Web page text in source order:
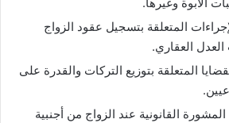
المتعلقة بتسجيل عقود الزواج
العقاري.
المتعلقة بتوزيع التركات والقدرة على
القانونية عند الزواج من أجنبية